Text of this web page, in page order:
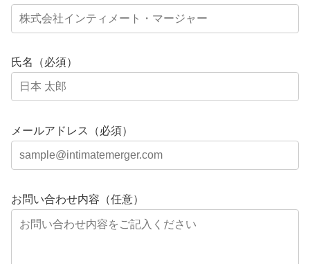
氏名（必須）
メールアドレス（必須）
お問い合わせ内容（任意）